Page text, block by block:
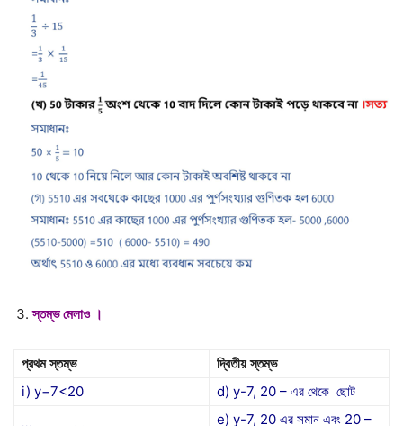
স্তম্ভ মেলাও ।
প্রথম স্তম্ভ দ্বিতীয় স্তম্ভ
i) y−7<20
d) y-7, 20 – এর থেকে ছোট
e) y-7, 20 এর সমান এবং 20 –